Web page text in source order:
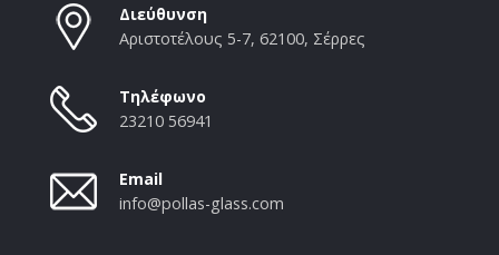
Διεύθυνση
Αριστοτέλους 5-7, 62100, Σέρρες
Τηλέφωνο
23210 56941
Email
info@pollas-glass.com